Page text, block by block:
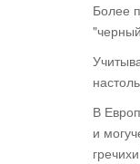
Более
В
и